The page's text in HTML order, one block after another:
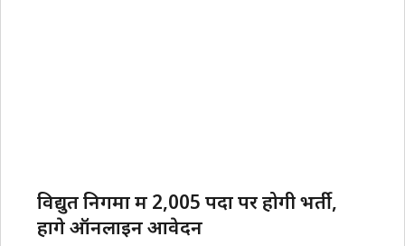
विद्युत निगमों में 2,005 पदों पर होगी भर्ती,
होंगे ऑनलाइन आवेदन